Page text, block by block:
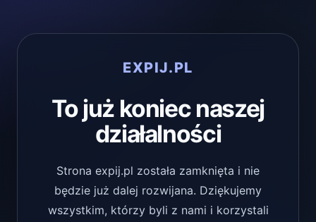
EXPIJ.PL
To już koniec naszej
działalności
Strona expij.pl została zamknięta i nie
będzie już dalej rozwijana. Dziękujemy
wszystkim, którzy byli z nami i korzystali